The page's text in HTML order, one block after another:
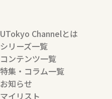
UTokyo Channelとは
シリーズ一覧
コンテンツ一覧
特集・コラム一覧
お知らせ
マイリスト